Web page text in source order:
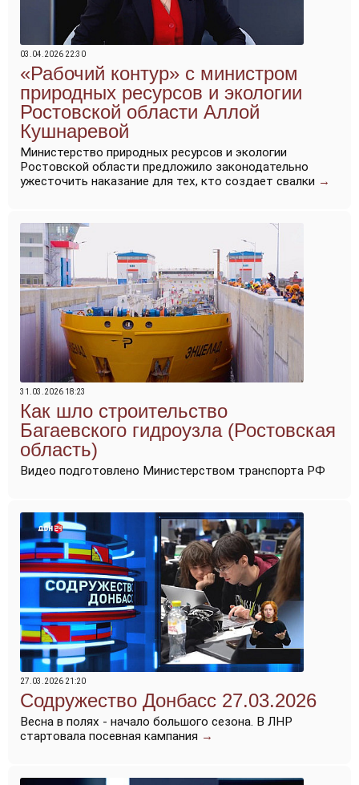
03.04.2026 22:30
«Рабочий контур» с министром
природных ресурсов и экологии
Ростовской области Аллой
Кушнаревой
Министерство природных ресурсов и экологии
Ростовской области предложило законодательно
ужесточить наказание для тех, кто создает свалки →
31.03.2026 18:23
Как шло строительство
Багаевского гидроузла (Ростовская
область)
Видео подготовлено Министерством транспорта РФ
27.03.2026 21:20
Содружество Донбасс 27.03.2026
Весна в полях - начало большого сезона. В ЛНР
стартовала посевная кампания →